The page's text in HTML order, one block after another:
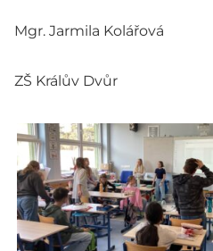
Mgr. Jarmila Kolářová
ZŠ Králův Dvůr